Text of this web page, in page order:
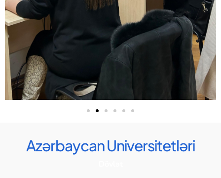
Azərbaycan Universitetləri